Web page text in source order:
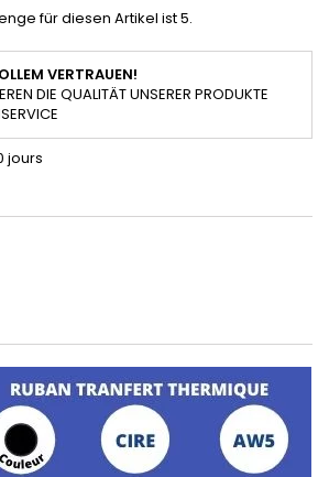
für diesen Artikel ist 5.
VERTRAUEN!
DIE QUALITÄT UNSERER PRODUKTE
jours